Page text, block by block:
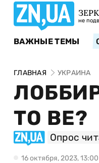
не
ВАЖНЫЕ ТЕМЫ
ГЛАВНАЯ УКРАИНА
TO BE?
Опрос
16 октября, 2023, 13:00